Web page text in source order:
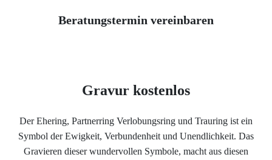
Beratungstermin vereinbaren
Gravur kostenlos
Der Ehering, Partnerring Verlobungsring und Trauring ist ein
Symbol der Ewigkeit, Verbundenheit und Unendlichkeit. Das
Gravieren dieser wundervollen Symbole, macht aus diesen
Kontakt
Datenschutzerklärung
Impressum